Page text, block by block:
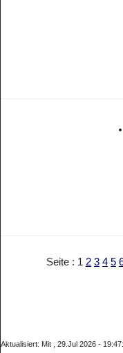
Seite : 1 2 3 4 5
Aktualisiert: Mit , 29.Jul 2026 -